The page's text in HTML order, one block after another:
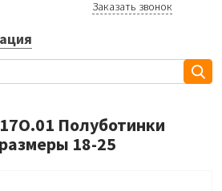
Заказать звонок
Полуботинки
18-25